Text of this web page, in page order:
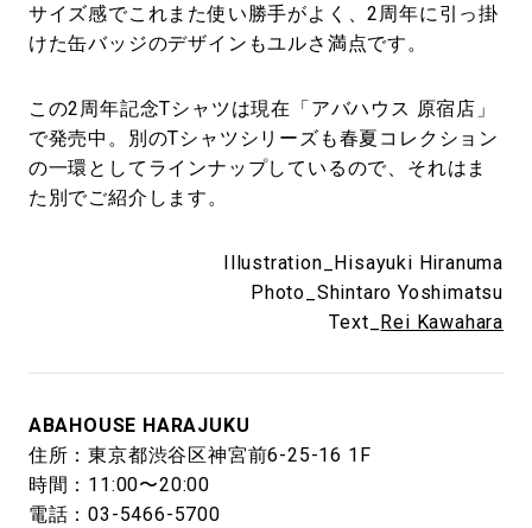
サイズ感でこれまた使い勝手がよく、2周年に引っ掛
けた缶バッジのデザインもユルさ満点です。
この2周年記念Tシャツは現在「アバハウス 原宿店」
で発売中。別のTシャツシリーズも春夏コレクション
の一環としてラインナップしているので、それはま
た別でご紹介します。
Illustration_Hisayuki Hiranuma
Photo_Shintaro Yoshimatsu
Text_ Rei Kawahara
ABAHOUSE HARAJUKU
住所：東京都渋谷区神宮前6-25-16 1F
時間：11:00〜20:00
電話：03-5466-5700